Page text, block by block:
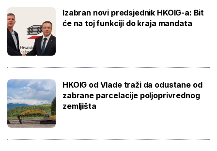
Izabran novi predsjednik HKOIG-a: Bit
će na toj funkciji do kraja mandata
HKOIG od Vlade traži da odustane od
zabrane parcelacije poljoprivrednog
zemljišta